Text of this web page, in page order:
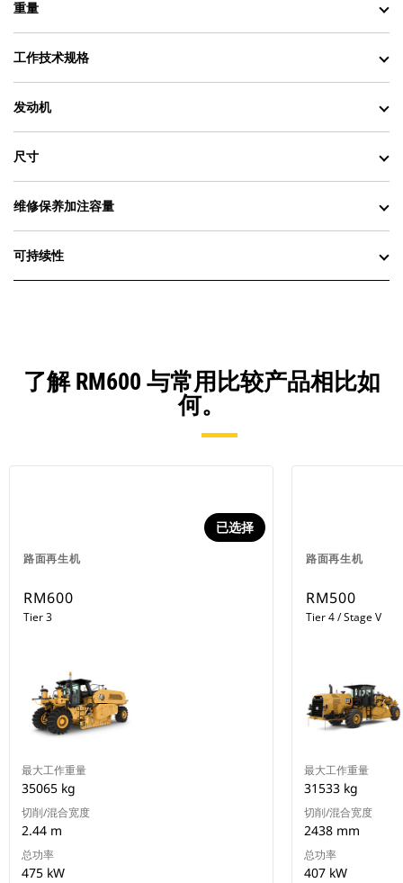
重量
工作技术规格
发动机
尺寸
维修保养加注容量
可持续性
了解 RM600 与常用比较产品相比如
何。
路面再生机
已选择
RM600
Tier 3
最大工作重量
35065 kg
切削/混合宽度
2.44 m
总功率
475 kW
路面再生机
RM500
Tier 4 / Stage V
最大工作重量
31533 kg
切削/混合宽度
2438 mm
总功率
407 kW